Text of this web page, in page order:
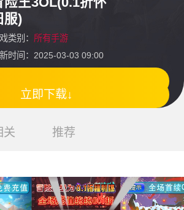
服)
类别： 所有手游
时间：2025-03-03 09:00
立即下载↓
关 推荐